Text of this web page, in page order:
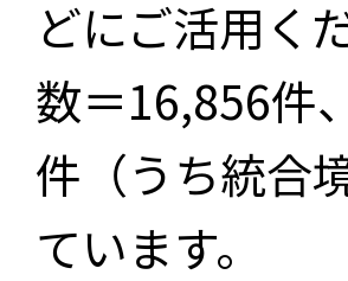
どにご活用く
数＝16,856件
件（うち統合
ています。